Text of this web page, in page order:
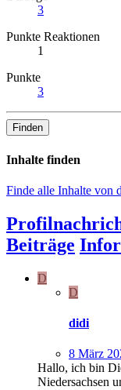
3
Punkte Reaktionen
1
Punkte
3
Finden
Inhalte finden
Finde alle Inhalte von
Beiträge
D
D
didi
8 März
Hallo, ich bin
Niedersachsen